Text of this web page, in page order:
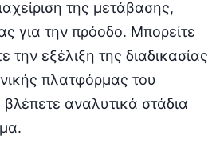
της μετάβασης,
για την πρόοδο. Μπορείτε
την εξέλιξη της διαδικασίας
πλατφόρμας του
αναλυτικά στάδια